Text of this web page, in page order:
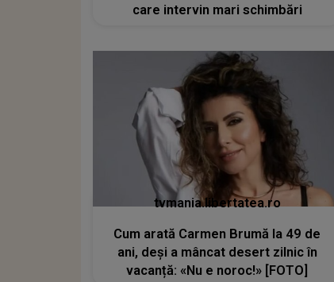
care intervin mari schimbări
tvmania.libertatea.ro
Cum arată Carmen Brumă la 49 de
ani, deși a mâncat desert zilnic în
vacanță: «Nu e noroc!» [FOTO]